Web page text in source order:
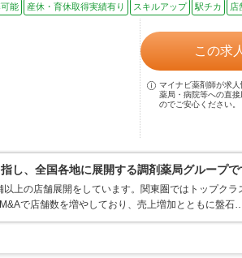
能 産休・育休取得実績有り スキルアップ 駅チカ 店
この求
マイナビ薬剤師が求人
薬局・病院等への直
のでご安心ください。
し、全国各地に展開する調剤薬局グループで
上の店舗展開をしています。関東圏ではトップク
で店舗数を増やしており、売上増加とともに盤石